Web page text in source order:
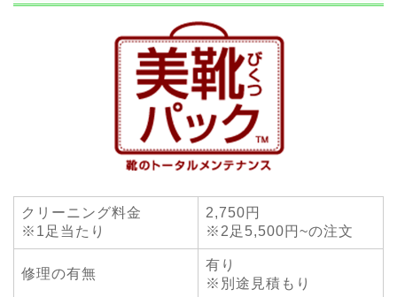
クリーニング料金
※1足当たり
2,750円
※2足5,500円~の注文
修理の有無
有り
※別途見積もり